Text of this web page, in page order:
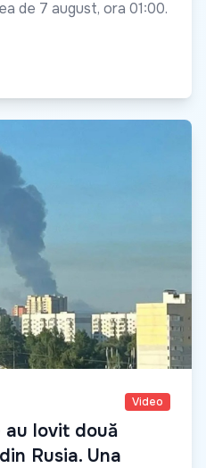
de 7 august, ora 01:00.
Video
au lovit două
Rusia. Una